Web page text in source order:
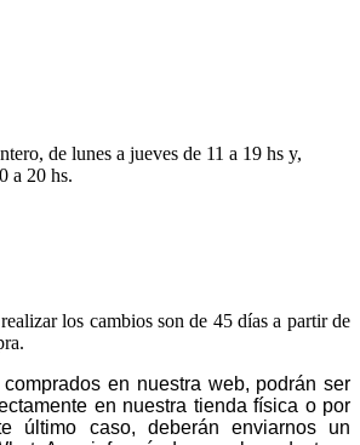
de lunes a jueves de 11 a 19 hs y,
a 20 hs.
los cambios son de 45 días a partir de
comprados en nuestra web, podrán ser
en nuestra tienda física o por
último caso, deberán enviarnos un